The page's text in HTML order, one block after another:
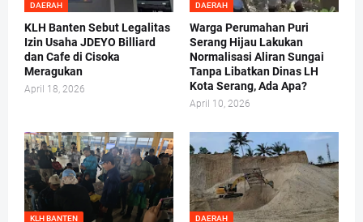
DAERAH
KLH Banten Sebut Legalitas
Izin Usaha JDEYO Billiard
dan Cafe di Cisoka
Meragukan
April 18, 2026
DAERAH
Warga Perumahan Puri
Serang Hijau Lakukan
Normalisasi Aliran Sungai
Tanpa Libatkan Dinas LH
Kota Serang, Ada Apa?
April 10, 2026
KLH BANTEN DAERAH